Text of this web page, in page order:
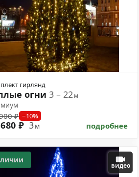
гирлянд
огни 3 – 22м
₽ −10%
₽ 3м подробнее
видео